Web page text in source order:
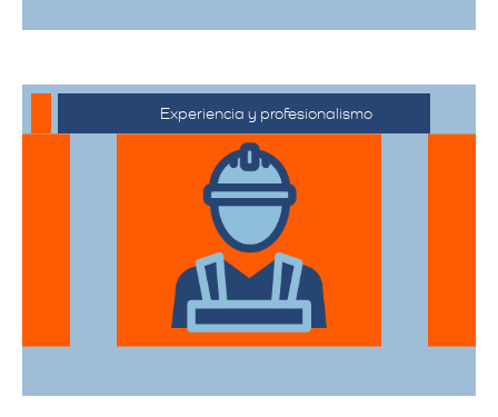
Experiencia y profesionalismo
Contamos con una extensa trayectoria
en el sector de trasteos, ofreciendo un
servicio confiable y de alta calidad.